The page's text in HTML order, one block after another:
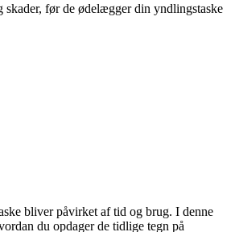
før de ødelægger din yndlingstaske
bliver påvirket af tid og brug. I denne
du opdager de tidlige tegn på